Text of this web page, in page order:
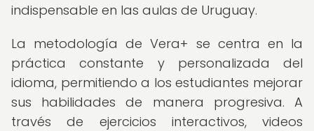
indispensable en las aulas de Uruguay.
La metodología de Vera+ se centra en la
práctica constante y personalizada del
idioma, permitiendo a los estudiantes mejorar
sus habilidades de manera progresiva. A
través de ejercicios interactivos, videos